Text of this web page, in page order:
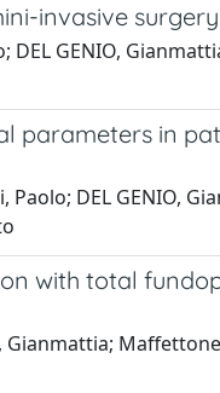
invasive
DEL GENIO,
parameters in
Paolo; DEL GENIO,
with total
Gianmattia;